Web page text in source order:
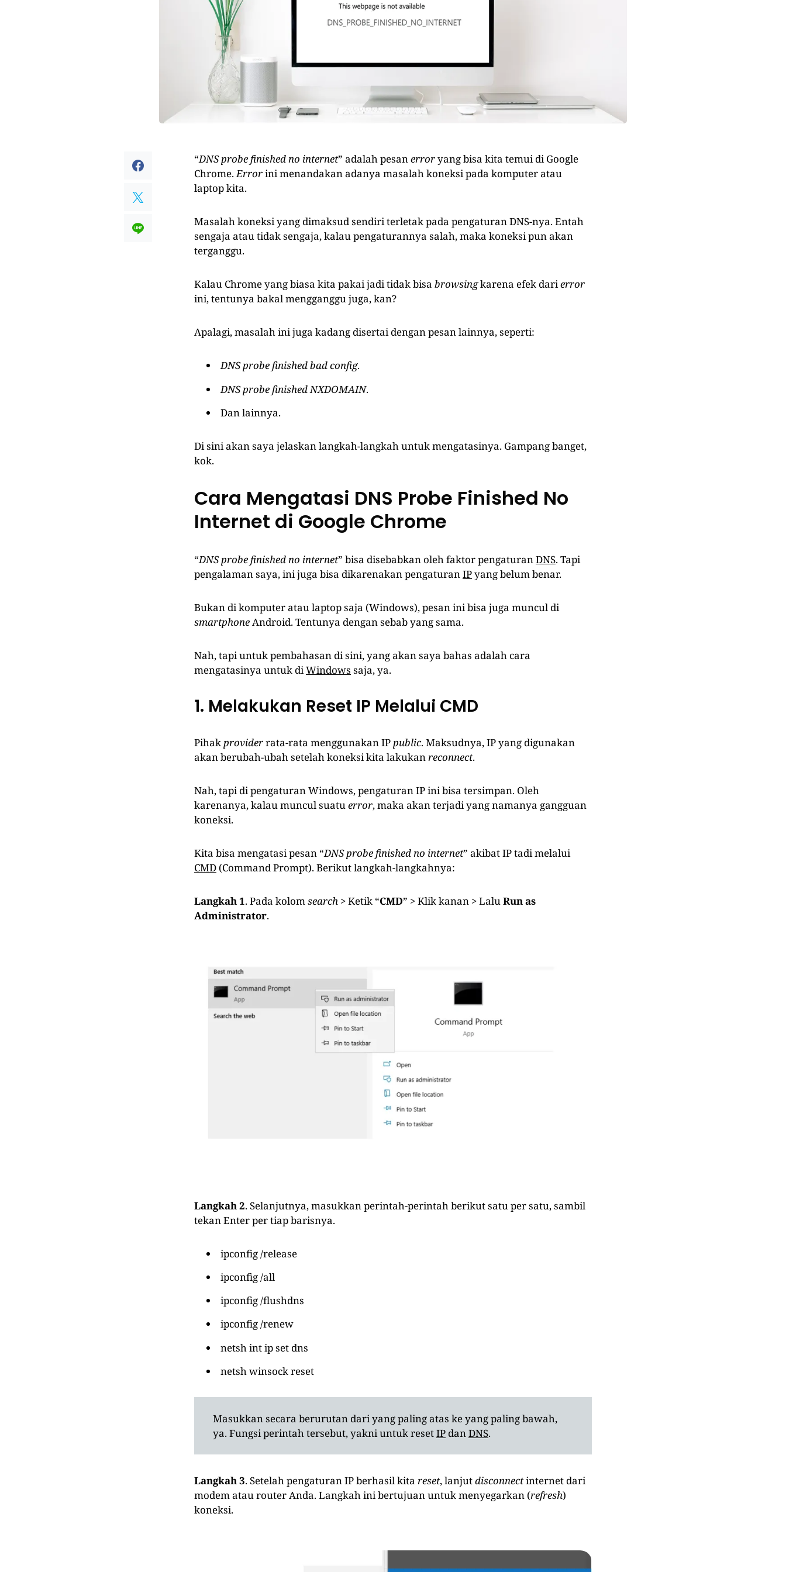
“DNS probe finished no internet” adalah pesanerroryang bisa kita temui di Google
Chrome.Errorini menandakan adanya masalah koneksi pada komputer atau
laptop kita.
Masalah koneksi yang dimaksud sendiri terletak pada pengaturan DNS-nya. Entah
sengaja atau tidak sengaja, kalau pengaturannya salah, maka koneksi pun akan
terganggu.
Kalau Chrome yang biasa kita pakai jadi tidak bisa browsingkarena efek darierror
ini, tentunya bakal mengganggu juga, kan?
Apalagi, masalah ini juga kadang disertai dengan pesan lainnya, seperti:
DNS probe finished bad config.
DNS probe finished NXDOMAIN.
Dan lainnya.
Di sini akan saya jelaskan langkah-langkah untuk mengatasinya. Gampang banget,
kok.
Cara Mengatasi DNS Probe Finished No
Internet di Google Chrome
“DNS probe finished no internet” bisa disebabkan oleh faktor pengaturanDNS. Tapi
pengalaman saya, ini juga bisa dikarenakan pengaturanIPyang belum benar.
Bukan di komputer atau laptop saja (Windows), pesan ini bisa juga muncul di
smartphoneAndroid. Tentunya dengan sebab yang sama.
Nah, tapi untuk pembahasan di sini, yang akan saya bahas adalah cara
mengatasinya untuk diWindows saja, ya.
1. Melakukan Reset IP Melalui CMD
Pihakproviderrata-rata menggunakan IPpublic. Maksudnya, IP yang digunakan
akan berubah-ubah setelah koneksi kita lakukanreconnect.
Nah, tapi di pengaturan Windows, pengaturan IP ini bisa tersimpan. Oleh
karenanya, kalau muncul suatuerror, maka akan terjadi yang namanya gangguan
koneksi.
Kita bisa mengatasi pesan “DNS probe finished no internet” akibat IP tadi melalui
CMD (Command Prompt). Berikut langkah-langkahnya:
Langkah 1. Pada kolomsearch > Ketik “CMD” > Klik kanan > LaluRun as
Administrator.
Langkah 2. Selanjutnya, masukkan perintah-perintah berikut satu per satu, sambil
tekan Enter per tiap barisnya.
ipconfig /release
ipconfig /all
ipconfig /flushdns
ipconfig /renew
netsh int ip set dns
netsh winsock reset
Masukkan secara berurutan dari yang paling atas ke yang paling bawah,
ya. Fungsi perintah tersebut, yakni untuk resetIP danDNS.
Langkah 3. Setelah pengaturan IP berhasil kita reset, lanjutdisconnectinternet dari
modem atau router Anda. Langkah ini bertujuan untuk menyegarkan (refresh)
koneksi.